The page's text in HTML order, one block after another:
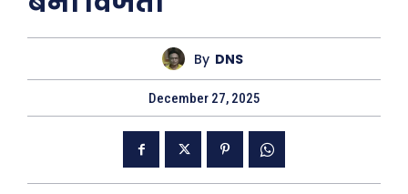
By DNS
December 27, 2025